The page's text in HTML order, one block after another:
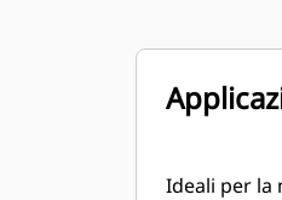
Ideali per la